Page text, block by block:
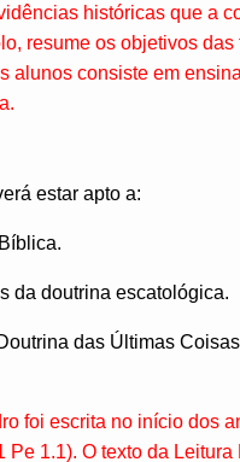
históricas que a
resume os objetivos
alunos consiste em
estar apto a:
da doutrina escatológica.
das Últimas
foi escrita no início dos
Pe 1.1). O texto da